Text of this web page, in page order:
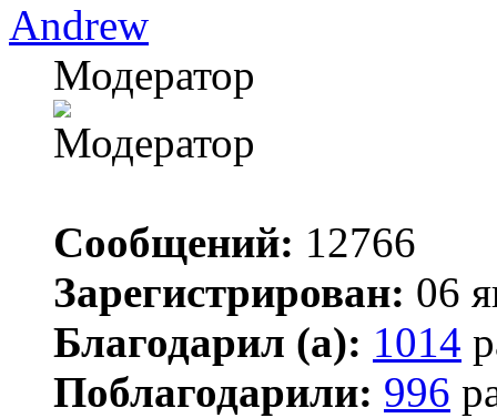
Andrew
Модератор
Сообщений: 12766
Зарегистрирован: 06
Благодарил (а): 1014
Поблагодарили: 996